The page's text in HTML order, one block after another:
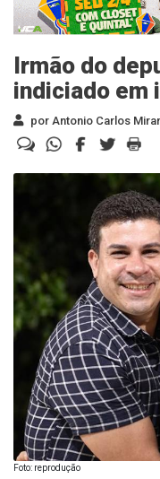
Irmão do
indiciado em
por Antonio Carlos
Foto: reprodução